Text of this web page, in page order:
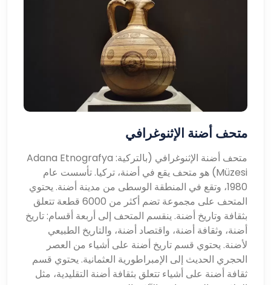
متحف أضنة الإثنوغرافي
متحف أضنة الإثنوغرافي (بالتركية: Adana Etnografya
Müzesi) هو متحف يقع في أضنة، تركيا. تأسست عام
1980، وتقع في المنطقة الوسطى من مدينة أضنة. يحتوي
المتحف على مجموعة تضم أكثر من 6000 قطعة تتعلق
بثقافة وتاريخ أضنة. ينقسم المتحف إلى أربعة أقسام: تاريخ
أضنة، وثقافة أضنة، واقتصاد أضنة، والتاريخ الطبيعي
لأضنة. يحتوي قسم تاريخ أضنة على أشياء من العصر
الحجري الحديث إلى الإمبراطورية العثمانية. يحتوي قسم
ثقافة أضنة على أشياء تتعلق بثقافة أضنة التقليدية، مثل